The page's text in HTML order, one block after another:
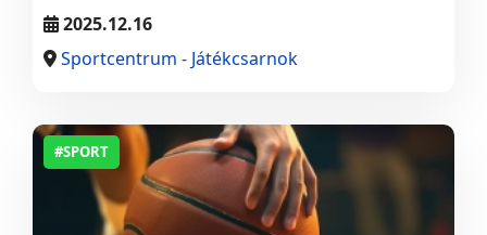
2025.12.16
Sportcentrum - Játékcsarnok
#SPORT